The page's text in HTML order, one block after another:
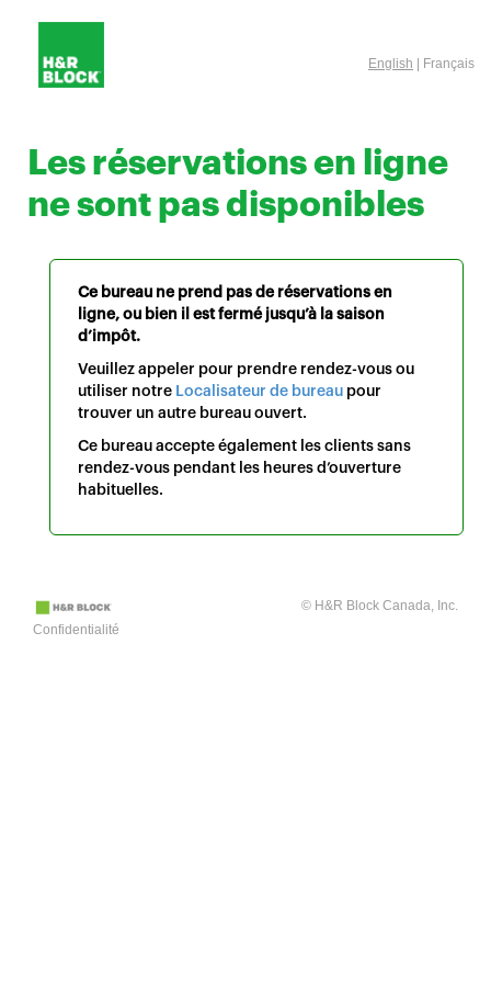
English | Français
Les réservations en ligne
ne sont pas disponibles
Ce bureau ne prend pas de réservations en
ligne, ou bien il est fermé jusqu’à la saison
d’impôt.
Veuillez appeler pour prendre rendez-vous ou
utiliser notre Localisateur de bureau pour
trouver un autre bureau ouvert.
Ce bureau accepte également les clients sans
rendez-vous pendant les heures d’ouverture
habituelles.
Confidentialité
© H&R Block Canada, Inc.